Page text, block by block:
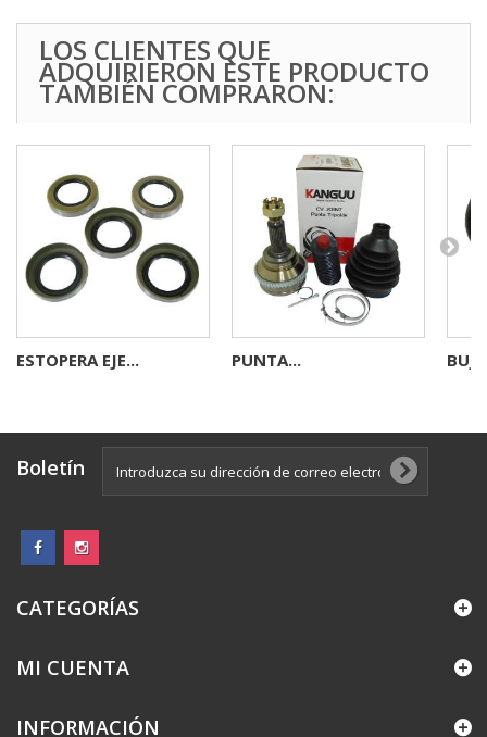
LOS CLIENTES QUE
ADQUIRIERON ESTE PRODUCTO
TAMBIÉN COMPRARON:
ESTOPERA EJE... PUNTA...
Boletín
CATEGORÍAS
MI CUENTA
INFORMACIÓN